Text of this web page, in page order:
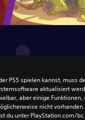
PS5 spielen kannst, muss
aktualisiert
aber einige Funktionen,
nicht
du unter PlayStation.com/bc.